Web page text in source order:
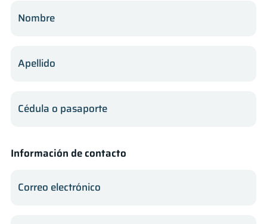
Nombre
Apellido
Cédula o pasaporte
Información de contacto
Correo electrónico